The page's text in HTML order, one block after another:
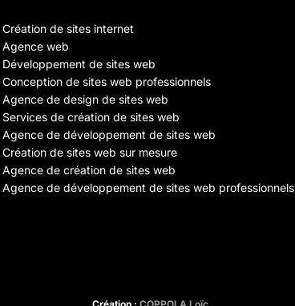
Création de sites internet
Agence web
Développement de sites web
Conception de sites web professionnels
Agence de design de sites web
Services de création de sites web
Agence de développement de sites web
Création de sites web sur mesure
Agence de création de sites web
Agence de développement de sites web professionnels